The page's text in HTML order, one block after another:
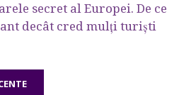
secret al Europei. De ce
decât cred mulți turiști